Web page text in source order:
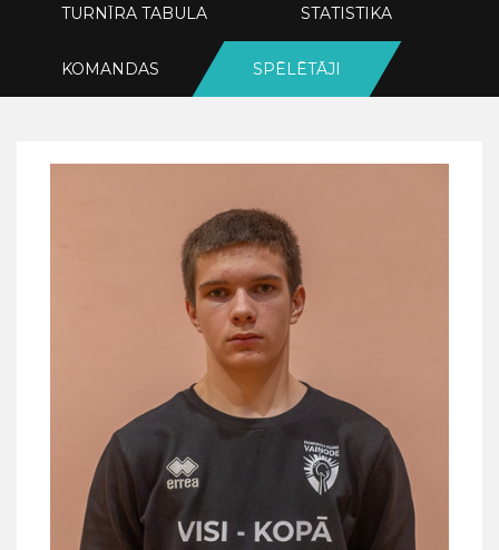
TURNĪRA TABULA STATISTIKA
KOMANDAS SPĒLĒTĀJI